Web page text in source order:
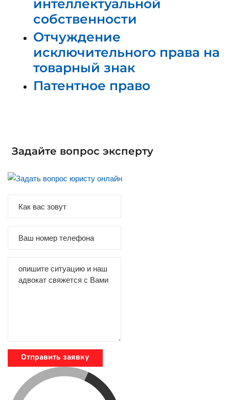
интеллектуальной
собственности
Отчуждение
исключительного права на
товарный знак
Патентное право
Задайте вопрос эксперту
Отправить заявку